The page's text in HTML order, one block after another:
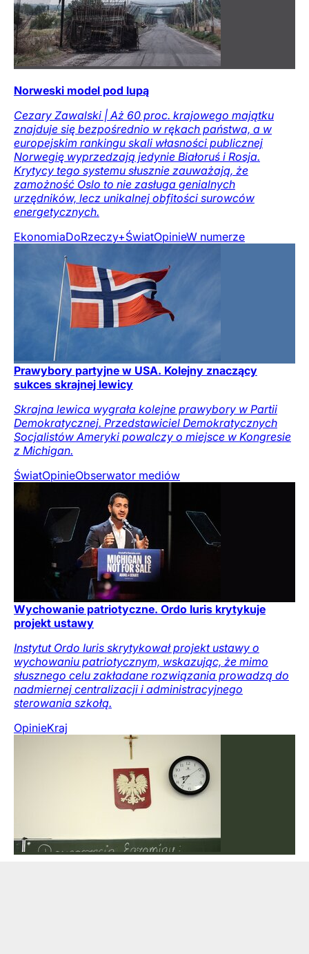
Norweski model pod lupą
Cezary Zawalski | Aż 60 proc. krajowego majątku
znajduje się bezpośrednio w rękach państwa, a w
europejskim rankingu skali własności publicznej
Norwegię wyprzedzają jedynie Białoruś i Rosja.
Krytycy tego systemu słusznie zauważają, że
zamożność Oslo to nie zasługa genialnych
urzędników, lecz unikalnej obfitości surowców
energetycznych.
EkonomiaDoRzeczy+ŚwiatOpinieW numerze
Prawybory partyjne w USA. Kolejny znaczący
sukces skrajnej lewicy
Skrajna lewica wygrała kolejne prawybory w Partii
Demokratycznej. Przedstawiciel Demokratycznych
Socjalistów Ameryki powalczy o miejsce w Kongresie
z Michigan.
ŚwiatOpinieObserwator mediów
Wychowanie patriotyczne. Ordo Iuris krytykuje
projekt ustawy
Instytut Ordo Iuris skrytykował projekt ustawy o
wychowaniu patriotycznym, wskazując, że mimo
słusznego celu zakładane rozwiązania prowadzą do
nadmiernej centralizacji i administracyjnego
sterowania szkołą.
OpinieKraj